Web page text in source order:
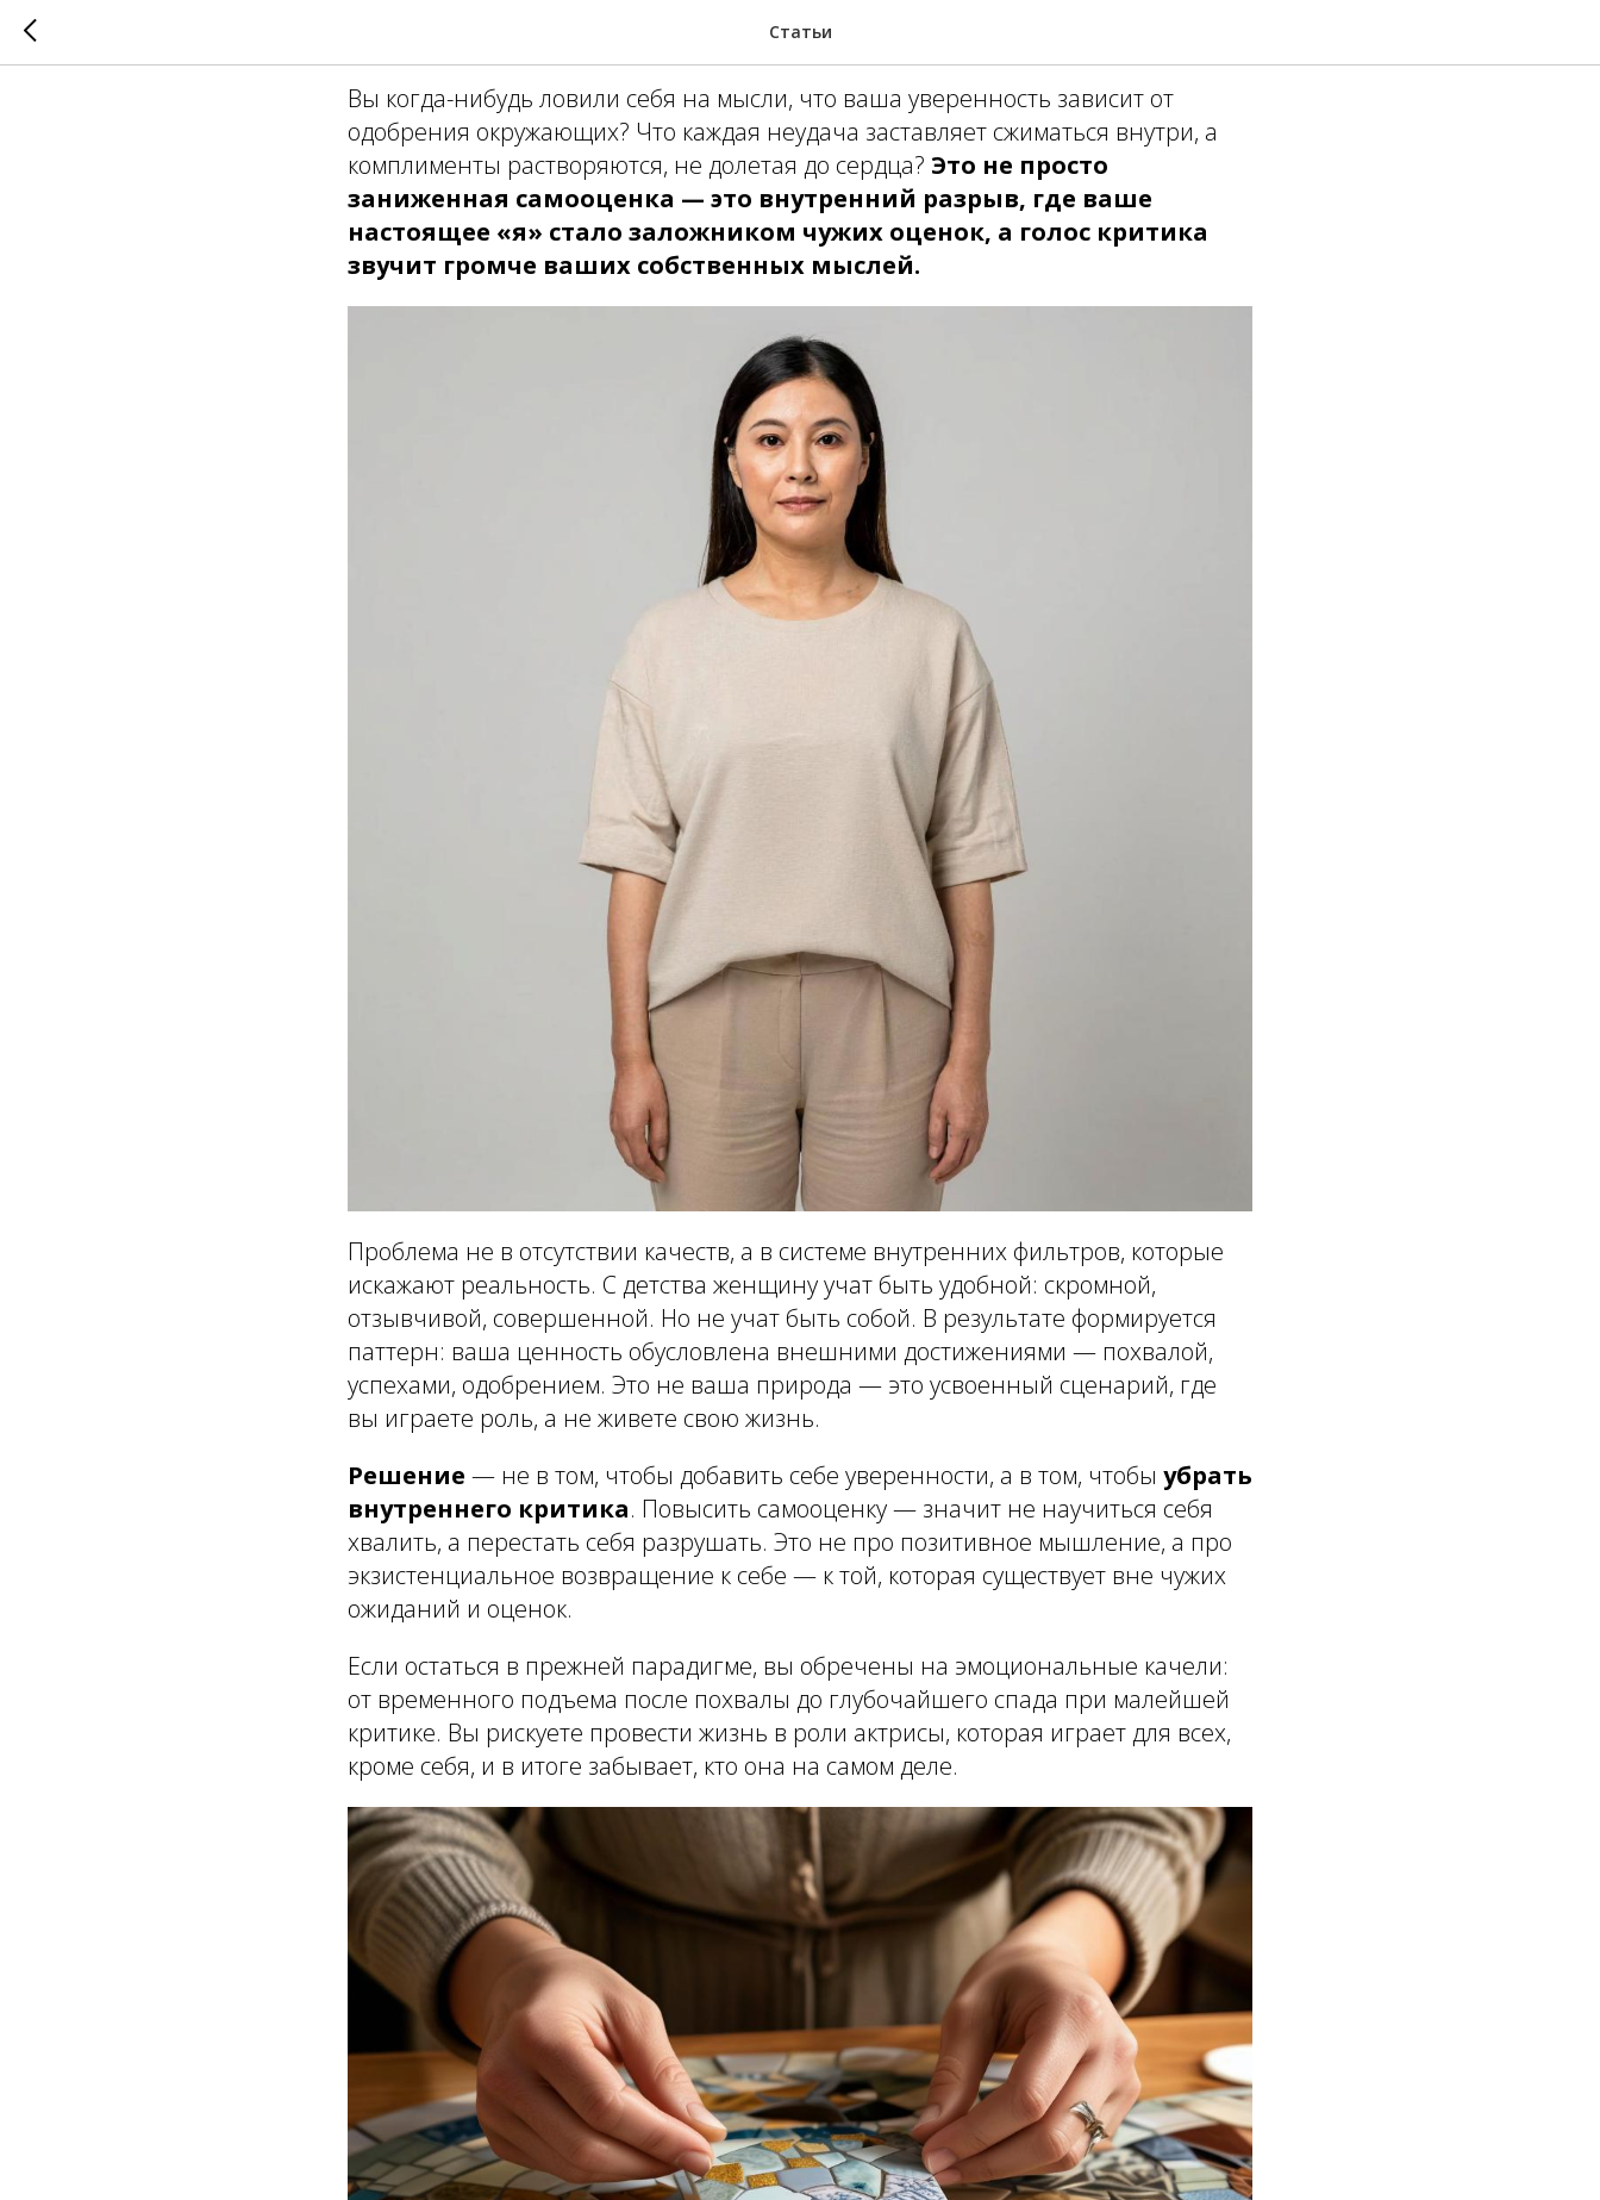
Статьи
Как повысить самооценку женщине
Вы когда-нибудь ловили себя на мысли, что ваша уверенность зависит от
одобрения окружающих? Что каждая неудача заставляет сжиматься внутри, а
комплименты растворяются, не долетая до сердца? Это не просто
заниженная самооценка — это внутренний разрыв, где ваше
настоящее «я» стало заложником чужих оценок, а голос критика
звучит громче ваших собственных мыслей.
Проблема не в отсутствии качеств, а в системе внутренних фильтров, которые
искажают реальность. С детства женщину учат быть удобной: скромной,
отзывчивой, совершенной. Но не учат быть собой. В результате формируется
паттерн: ваша ценность обусловлена внешними достижениями — похвалой,
успехами, одобрением. Это не ваша природа — это усвоенный сценарий, где
вы играете роль, а не живете свою жизнь.
Решение — не в том, чтобы добавить себе уверенности, а в том, чтобы убрать
внутреннего критика. Повысить самооценку — значит не научиться себя
хвалить, а перестать себя разрушать. Это не про позитивное мышление, а про
экзистенциальное возвращение к себе — к той, которая существует вне чужих
ожиданий и оценок.
Если остаться в прежней парадигме, вы обречены на эмоциональные качели:
от временного подъема после похвалы до глубочайшего спада при малейшей
критике. Вы рискуете провести жизнь в роли актрисы, которая играет для всех,
кроме себя, и в итоге забывает, кто она на самом деле.